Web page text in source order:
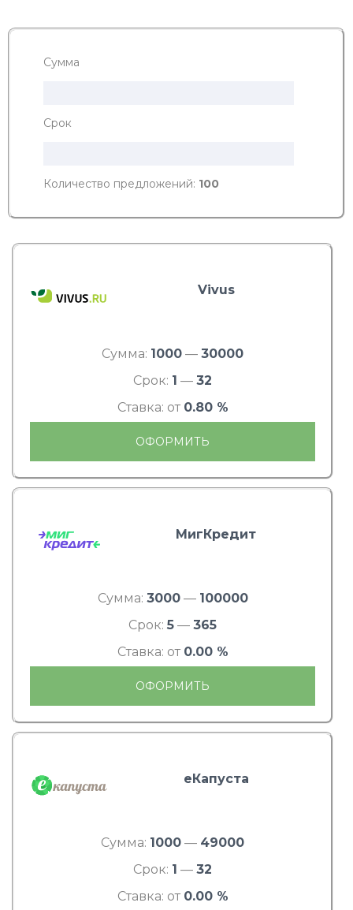
Сумма
Срок
Количество предложений: 100
Vivus
Сумма: 1000 — 30000
Срок: 1 — 32
Ставка: от 0.80 %
ОФОРМИТЬ
МигКредит
Сумма: 3000— 100000
Срок: 5 — 365
Ставка: от 0.00 %
ОФОРМИТЬ
еКапуста
Сумма: 1000 — 49000
Срок: 1 — 32
Ставка: от 0.00 %